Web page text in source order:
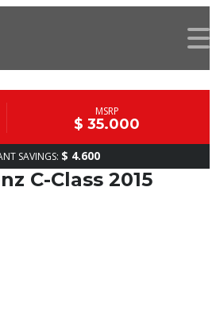
MSRP
$ 35.000
SAVINGS: $ 4.600
C-Class 2015